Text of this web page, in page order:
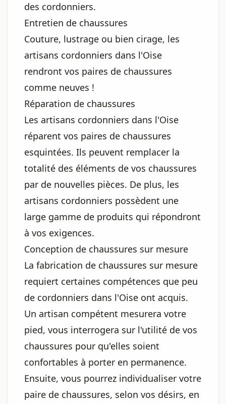
des cordonniers.
Entretien de chaussures
Couture, lustrage ou bien cirage, les
artisans cordonniers dans l'Oise
rendront vos paires de chaussures
comme neuves !
Réparation de chaussures
Les artisans cordonniers dans l'Oise
réparent vos paires de chaussures
esquintées. Ils peuvent remplacer la
totalité des éléments de vos chaussures
par de nouvelles pièces. De plus, les
artisans cordonniers possèdent une
large gamme de produits qui répondront
à vos exigences.
Conception de chaussures sur mesure
La fabrication de chaussures sur mesure
requiert certaines compétences que peu
de cordonniers dans l'Oise ont acquis.
Un artisan compétent mesurera votre
pied, vous interrogera sur l'utilité de vos
chaussures pour qu'elles soient
confortables à porter en permanence.
Ensuite, vous pourrez individualiser votre
paire de chaussures, selon vos désirs, en